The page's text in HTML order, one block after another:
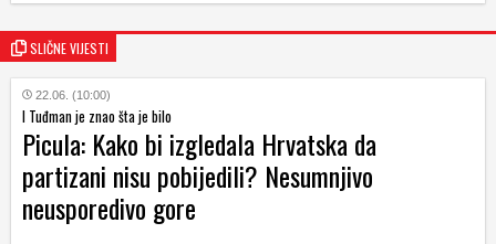
SLIČNE VIJESTI
22.06. (10:00)
I Tuđman je znao šta je bilo
Picula: Kako bi izgledala Hrvatska da
partizani nisu pobijedili? Nesumnjivo
neusporedivo gore